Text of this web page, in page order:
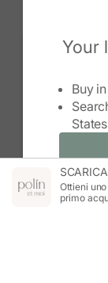
Your
Buy in
States
SCARICA
Ottieni
primo